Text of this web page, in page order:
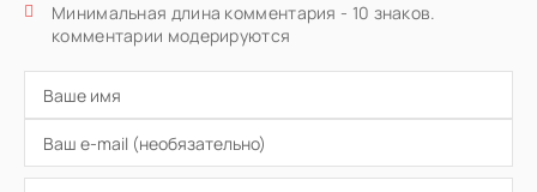
Минимальная длина комментария - 10 знаков.
комментарии модерируются